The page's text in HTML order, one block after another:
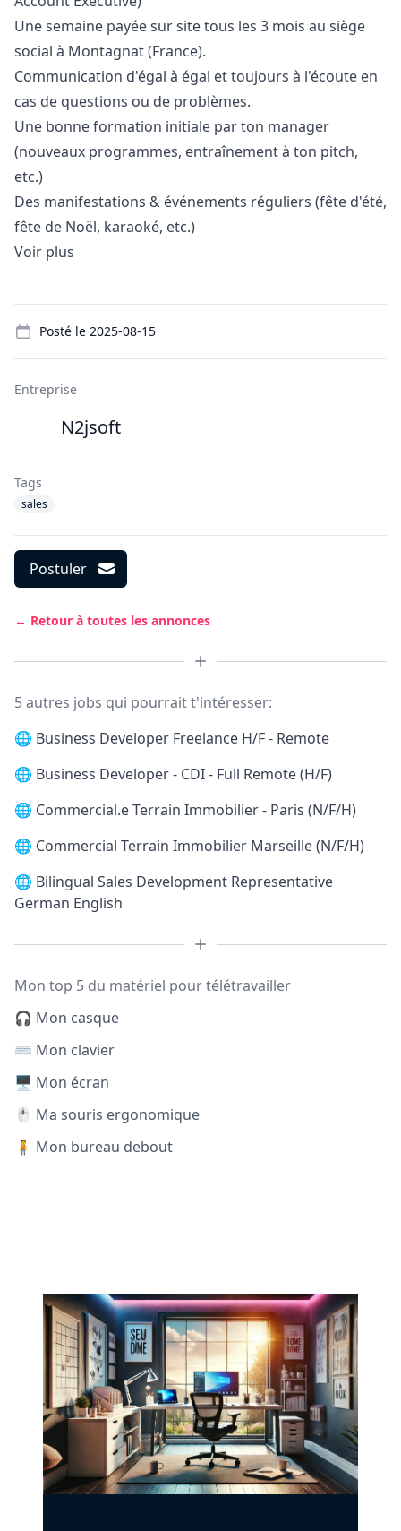
Une semaine payée sur site tous les 3 mois au siège
social à Montagnat (France).
Communication d'égal à égal et toujours à l'écoute en
cas de questions ou de problèmes.
Une bonne formation initiale par ton manager
(nouveaux programmes, entraînement à ton pitch,
etc.)
Des manifestations & événements réguliers (fête d'été,
fête de Noël, karaoké, etc.)
Voir plus
Posté le 2025-08-15
Entreprise
N2jsoft
Tags
sales
Postuler
← Retour à toutes les annonces
5 autres jobs qui pourrait t'intéresser:
🌐 Business Developer Freelance H/F - Remote
🌐 Business Developer - CDI - Full Remote (H/F)
🌐 Commercial.e Terrain Immobilier - Paris (N/F/H)
🌐 Commercial Terrain Immobilier Marseille (N/F/H)
🌐 Bilingual Sales Development Representative
German English
Mon top 5 du matériel pour télétravailler
🎧 Mon casque
⌨️ Mon clavier
🖥️ Mon écran
🖱️ Ma souris ergonomique
🧍 Mon bureau debout